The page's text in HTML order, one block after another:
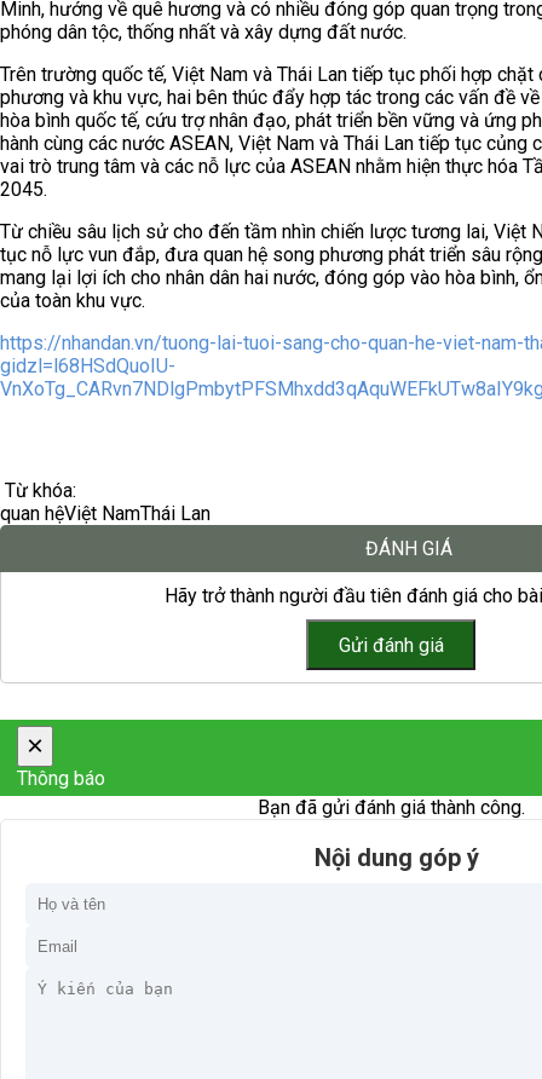
Minh, hướng về quê hương và có nhiều đóng góp quan trọng
phóng dân tộc, thống nhất và xây dựng đất nước.
Trên trường quốc tế, Việt Nam và Thái Lan tiếp tục phối hợp chặt
phương và khu vực, hai bên thúc đẩy hợp tác trong các vấn đề
hòa bình quốc tế, cứu trợ nhân đạo, phát triển bền vững và ứng
hành cùng các nước ASEAN, Việt Nam và Thái Lan tiếp tục củng
vai trò trung tâm và các nỗ lực của ASEAN nhằm hiện thực hóa
2045.
Từ chiều sâu lịch sử cho đến tầm nhìn chiến lược tương lai, Việt
tục nỗ lực vun đắp, đưa quan hệ song phương phát triển sâu
mang lại lợi ích cho nhân dân hai nước, đóng góp vào hòa bình,
của toàn khu vực.
https://nhandan.vn/tuong-lai-tuoi-sang-cho-quan-he-viet-nam-
gidzl=l68HSdQuoIU-
Từ khóa:
quan hệViệt NamThái Lan
ĐÁNH GIÁ
Hãy trở thành người đầu tiên đánh giá cho
×
Thông báo
Bạn đã gửi đánh giá thành công.
Nội dung góp ý